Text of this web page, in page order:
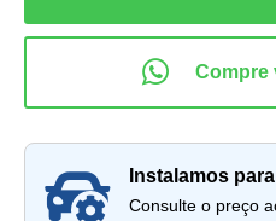
instalamos
Consulte o preço